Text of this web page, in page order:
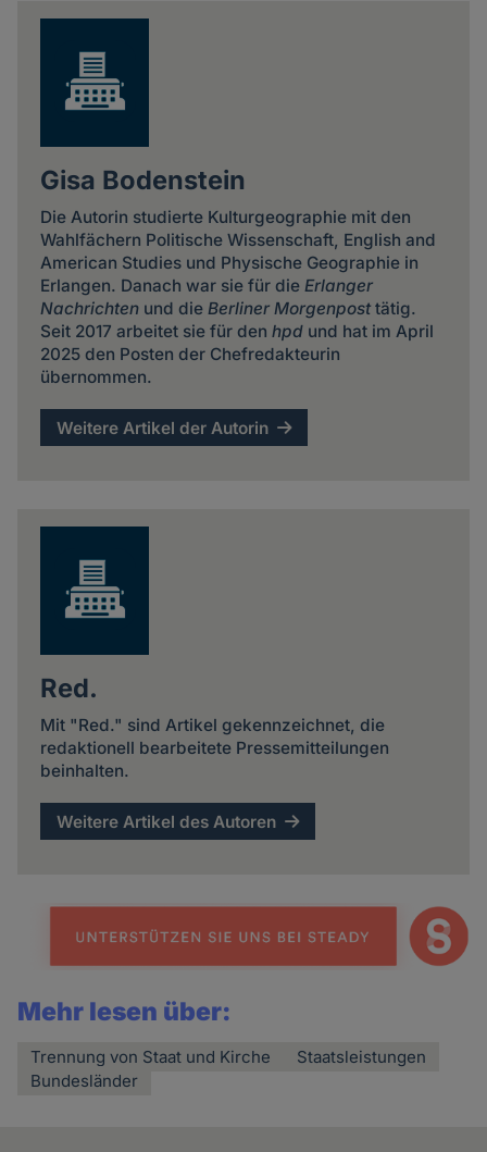
Gisa Bodenstein
Die Autorin studierte Kulturgeographie mit den
Wahlfächern Politische Wissenschaft, English and
American Studies und Physische Geographie in
Erlangen. Danach war sie für die Erlanger
Nachrichtenund die Berliner Morgenposttätig.
Seit 2017 arbeitet sie für den hpdund hat im April
2025 den Posten der Chefredakteurin
übernommen.
Weitere Artikel der Autorin
Red.
Mit "Red." sind Artikel gekennzeichnet, die
redaktionell bearbeitete Pressemitteilungen
beinhalten.
Weitere Artikel des Autoren
Mehr lesen über:
Trennung von Staat und Kirche
Staatsleistungen
Bundesländer